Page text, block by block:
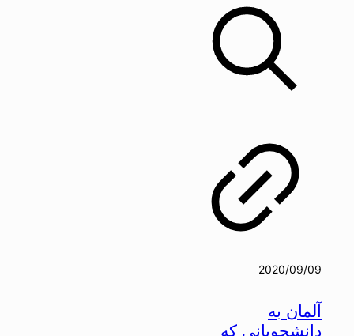
2020/09/09
آلمان به
دانشجویانی که